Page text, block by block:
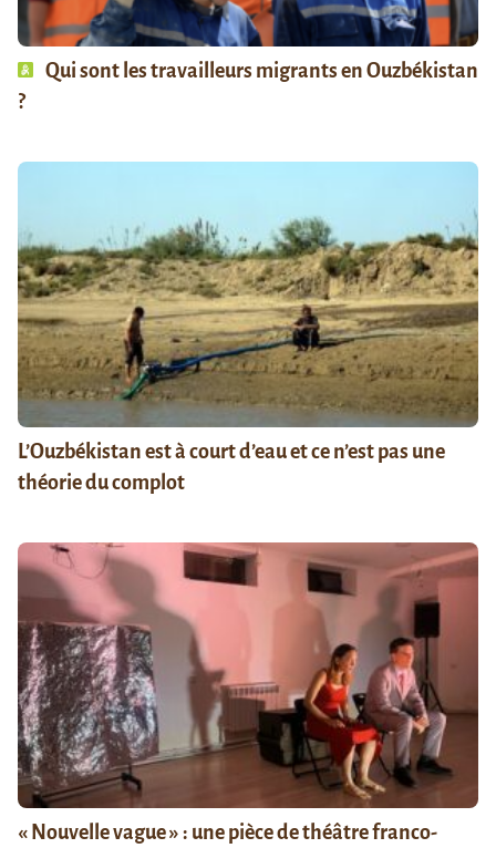
Qui sont les travailleurs migrants en Ouzbékistan
?
L’Ouzbékistan est à court d’eau et ce n’est pas une
théorie du complot
« Nouvelle vague » : une pièce de théâtre franco-